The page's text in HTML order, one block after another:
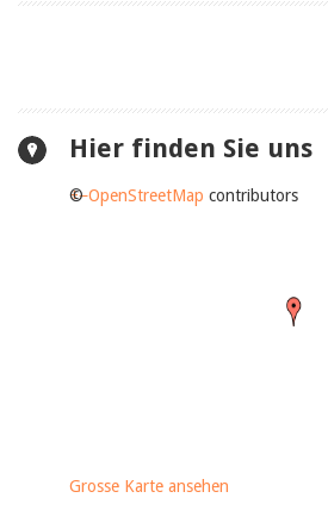
Hier finden Sie uns
+−
©OpenStreetMap contributors
Grosse Karte ansehen